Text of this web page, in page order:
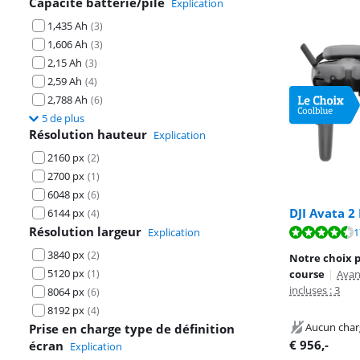
Explication
1,435 Ah (3)
1,606 Ah (3)
2,15 Ah (3)
2,59 Ah (4)
2,788 Ah (6)
5 de plus
Résolution hauteur Explication
2160 px (2)
2700 px (1)
6048 px (6)
6144 px (4)
Résolution largeur Explication
3840 px (2)
5120 px (1)
8064 px (6)
8192 px (4)
Prise en charge type de définition
écran Explication
DJI Avata
La note est de
Notre choix
course |
incluses : 3
Aucun
€ 956,-